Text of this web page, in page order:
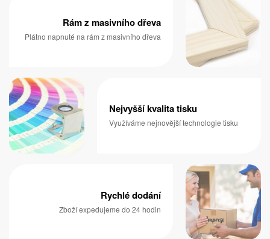
Rám z masivního dřeva
Plátno napnuté na rám z masivního dřeva
Nejvyšší kvalita tisku
Využíváme nejnovější technologie tisku
Rychlé dodání
Zboží expedujeme do 24 hodin